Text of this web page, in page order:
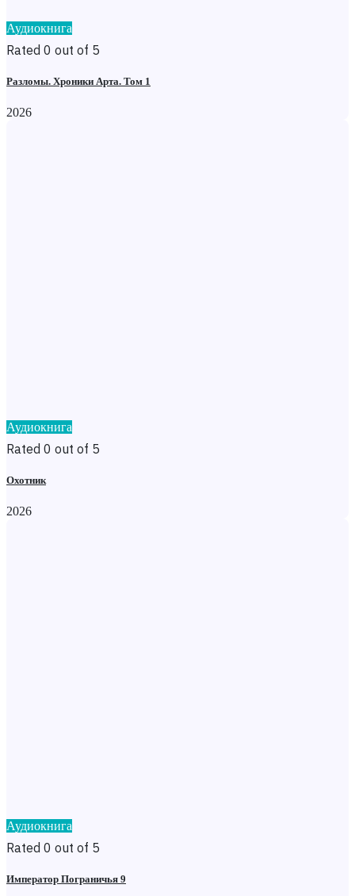
Аудиокнига
Rated 0 out of 5
Разломы. Хроники Арта. Том 1
2026
Аудиокнига
Rated 0 out of 5
Охотник
2026
Аудиокнига
Rated 0 out of 5
Император Пограничья 9